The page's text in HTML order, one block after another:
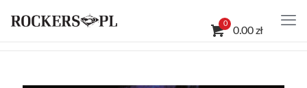
0
0.00 zł